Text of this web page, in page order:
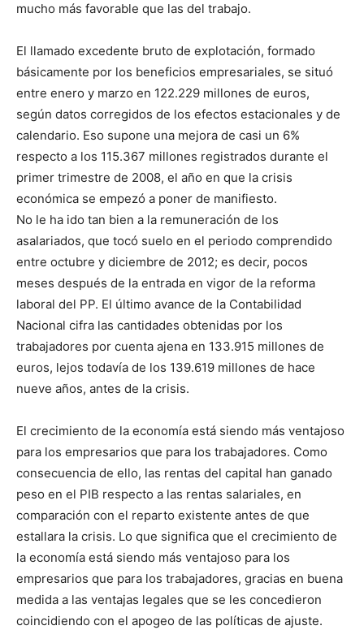
mucho más favorable que las del trabajo.
El llamado excedente bruto de explotación, formado
básicamente por los beneficios empresariales, se situó
entre enero y marzo en 122.229 millones de euros,
según datos corregidos de los efectos estacionales y de
calendario. Eso supone una mejora de casi un 6%
respecto a los 115.367 millones registrados durante el
primer trimestre de 2008, el año en que la crisis
económica se empezó a poner de manifiesto.
No le ha ido tan bien a la remuneración de los
asalariados, que tocó suelo en el periodo comprendido
entre octubre y diciembre de 2012; es decir, pocos
meses después de la entrada en vigor de la reforma
laboral del PP. El último avance de la Contabilidad
Nacional cifra las cantidades obtenidas por los
trabajadores por cuenta ajena en 133.915 millones de
euros, lejos todavía de los 139.619 millones de hace
nueve años, antes de la crisis.
El crecimiento de la economía está siendo más ventajoso
para los empresarios que para los trabajadores. Como
consecuencia de ello, las rentas del capital han ganado
peso en el PIB respecto a las rentas salariales, en
comparación con el reparto existente antes de que
estallara la crisis. Lo que significa que el crecimiento de
la economía está siendo más ventajoso para los
empresarios que para los trabajadores, gracias en buena
medida a las ventajas legales que se les concedieron
coincidiendo con el apogeo de las políticas de ajuste.